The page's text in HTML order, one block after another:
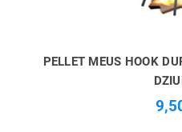
PELLET MEUS HOOK